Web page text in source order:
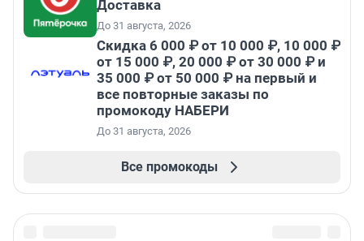
Доставка
До 31 августа, 2026
Скидка 6 000 ₽ от 10 000 ₽, 10 000 ₽
от 15 000 ₽, 20 000 ₽ от 30 000 ₽ и
35 000 ₽ от 50 000 ₽ на первый и
все повторные заказы по
промокоду НАБЕРИ
До 31 августа, 2026
Все промокоды